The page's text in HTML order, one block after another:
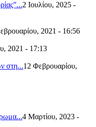
2 Ιουλίου, 2025 -
2021 - 16:56
2021 - 17:13
στη...12 Φεβρουαρίου,
4 Μαρτίου, 2023 -